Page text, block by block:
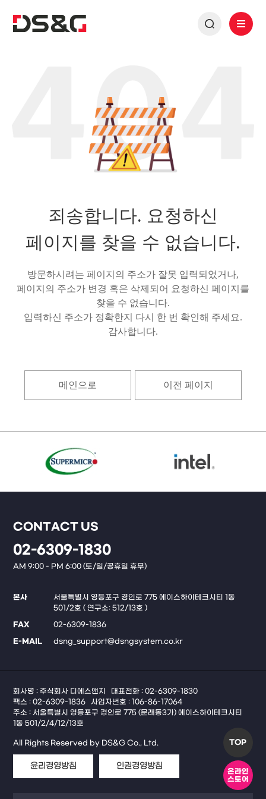
TOP
온라인
스토어
죄송합니다. 요청하신
페이지를 찾을 수 없습니다.
방문하시려는 페이지의 주소가 잘못 입력되었거나,
페이지의 주소가 변경 혹은 삭제되어 요청하신 페이지를
찾을 수 없습니다.
입력하신 주소가 정확한지 다시 한 번 확인해 주세요.
감사합니다.
메인으로 이전 페이지
CONTACT US
02-6309-1830
AM 9:00 - PM 6:00 (토/일/공휴일 휴무)
본사
서울특별시 영등포구 경인로 775 에이스하이테크시티 1동
501/2호 ( 연구소: 512/13호 )
FAX
02-6309-1836
E-MAIL
dsng_support@dsngsystem.co.kr
회사명 : 주식회사 디에스앤지
대표전화 : 02-6309-1830
팩스 : 02-6309-1836
사업자번호 : 106-86-17064
주소 : 서울특별시 영등포구 경인로 775 (문래동3가) 에이스하이테크시티
1동 501/2/4/12/13호
All Rights Reserved by DS&G Co., Ltd.
윤리경영방침 인권경영방침